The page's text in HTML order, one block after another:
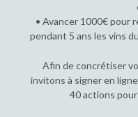
• Avancer 1000€ pour
pendant 5 ans les vins
Afin de concrétiser
invitons à signer en
40 actions